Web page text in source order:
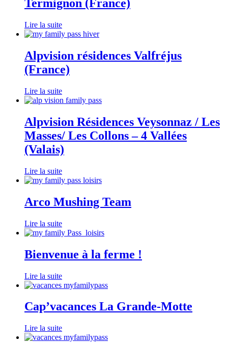
Termignon (France)
Lire la suite
Alpvision résidences Valfréjus
(France)
Lire la suite
Alpvision Résidences Veysonnaz / Les
Masses/ Les Collons – 4 Vallées
(Valais)
Lire la suite
Arco Mushing Team
Lire la suite
Bienvenue à la ferme !
Lire la suite
Cap’vacances La Grande-Motte
Lire la suite